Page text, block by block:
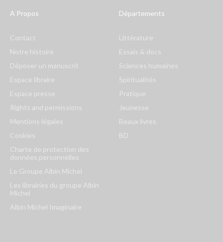
A Propos
Contact
Notre histoire
Déposer un manuscrit
Espace libraire
Espace presse
Rights and permissions
Mentions légales
Cookies
Charte de protection des
données personnelles
Le Groupe Albin Michel
Les librairies du groupe Albin
Michel
Albin Michel Imaginaire
Départements
Littérature
Essais & docs
Sciences humaines
Spiritualités
Pratique
Jeunesse
Beaux livres
BD